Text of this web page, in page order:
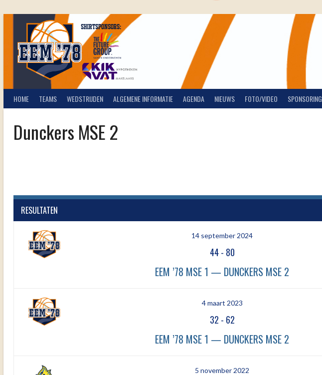
naar
HOME TEAMS WEDSTRIJDEN ALGEMENE INFORMATIE AGENDA NIEUWS FOTO/VIDEO SPONSORING
Dunckers MSE 2
RESULTATEN
14 september 2024
44- 80
EEM ’78 MSE 1 — DUNCKERS MSE 2
4 maart 2023
32 - 62
EEM ’78 MSE 1 — DUNCKERS MSE 2
5 november 2022